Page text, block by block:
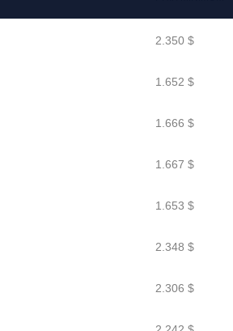
2.350 $
1.652 $
1.666 $
1.667 $
1.653 $
2.348 $
2.306 $